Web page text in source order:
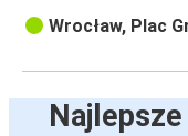
Wrocław, Plac
Najlepsze